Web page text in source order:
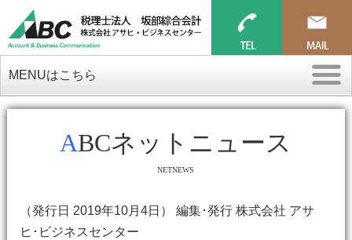
MENUはこちら
ABCネットニュース
NETNEWS
（発行日 2019年10月4日） 編集･発行 株式会社 アサ
ヒ･ビジネスセンター